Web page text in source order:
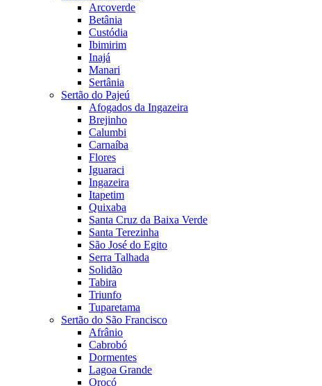
Arcoverde
Betânia
Custódia
Ibimirim
Inajá
Manari
Sertânia
Sertão do Pajeú
Afogados da Ingazeira
Brejinho
Calumbi
Carnaíba
Flores
Iguaraci
Ingazeira
Itapetim
Quixaba
Santa Cruz da Baixa Verde
Santa Terezinha
São José do Egito
Serra Talhada
Solidão
Tabira
Triunfo
Tuparetama
Sertão do São Francisco
Afrânio
Cabrobó
Dormentes
Lagoa Grande
Orocó